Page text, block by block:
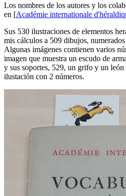
Los nombres de los autores y los
en [Académie internationale
Sus 530 ilustraciones de elementos
mis cálculos a 509 dibujos,
Algunas imágenes contienen varios
imagen que muestra un escudo de
y sus soportes, 529, un grifo y un león
ilustación con 2 números.